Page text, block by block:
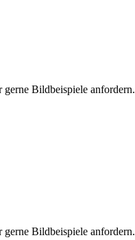
Bildbeispiele anfordern.
Bildbeispiele anfordern.